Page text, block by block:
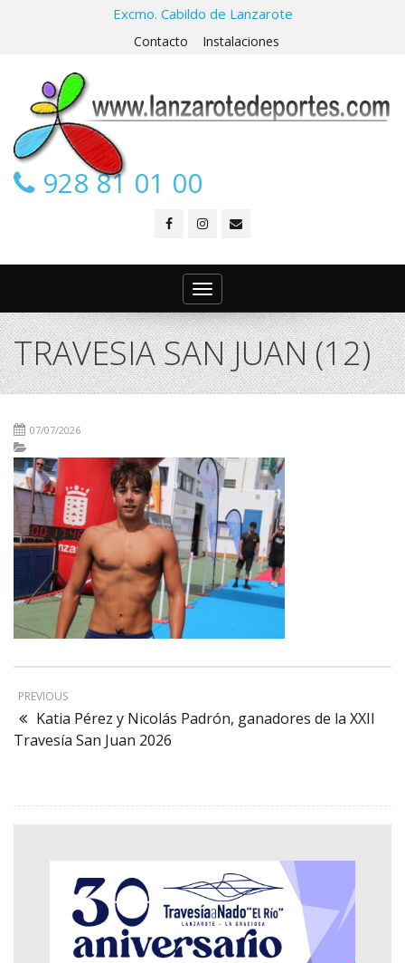
Excmo. Cabildo de Lanzarote
Contacto Instalaciones
928 81 01 00
Toggle
navigation
TRAVESIA SAN JUAN (12)
07/07/2026
PREVIOUS
Katia Pérez y Nicolás Padrón, ganadores de la XXII
Travesía San Juan 2026